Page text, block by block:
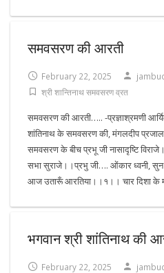
समवसरण की आरती
February 22, 2025
श्री शान्तिनाथ समवसरण व्रत
समवसरण की आरती….. -प्रज्ञाश्रमणी
शांतिनाथ के समवसरण की, मंगलदीप
समवसरण के बीच प्रभू जी नासादृष्टि
सभा सुराजे।।प्रभु जी…. ओंकार ध्वनी,
आज उतारूँ आरतिया।।१।। चार दिशा के
भगवान श्री शांतिनाथ की
February 22, 2025